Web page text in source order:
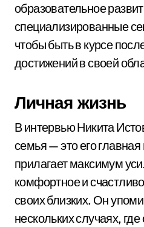
образовательное
специализированные
чтобы быть в курсе
достижений в своей
Личная жизнь
В интервью Никита
семья — это его главная
прилагает максимум
комфортное и
своих близких. Он
нескольких случаях,